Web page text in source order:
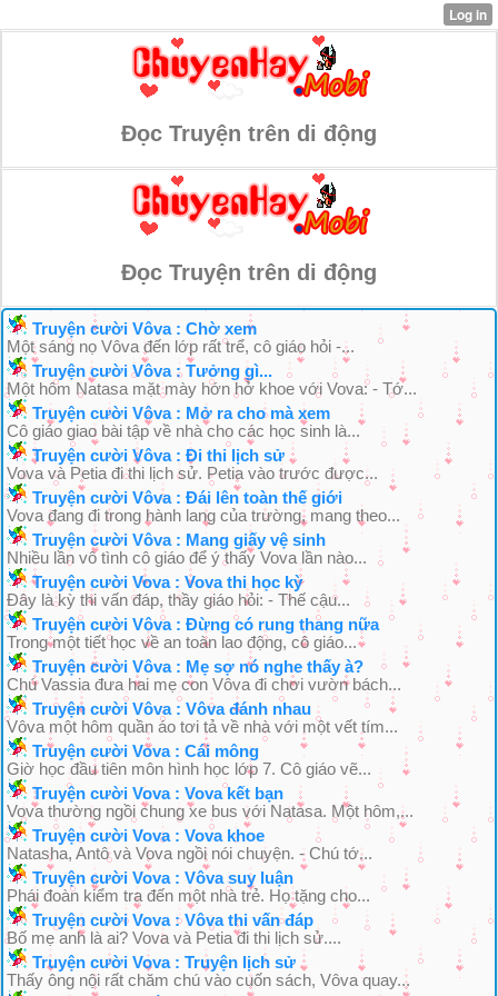
Đọc Truyện trên di động
Đọc Truyện trên di động
Truyện cười Vôva : Chờ xem
Một sáng nọ Vôva đến lớp rất trể, cô giáo hỏi -...
Truyện cười Vôva : Tưởng gì...
Một hôm Natasa mặt mày hớn hở khoe với Vova: - Tớ...
Truyện cười Vôva : Mở ra cho mà xem
Cô giáo giao bài tập về nhà cho các học sinh là...
Truyện cười Vôva : Đi thi lịch sử
Vova và Petia đi thi lịch sử. Petia vào trước được...
Truyện cười Vôva : Đái lên toàn thế giới
Vova đang đi trong hành lang của trường, mang theo...
Truyện cười Vôva : Mang giấy vệ sinh
Nhiều lần vô tình cô giáo để ý thấy Vova lần nào...
Truyện cười Vova : Vova thi học kỳ
Đây là kỳ thi vấn đáp, thầy giáo hỏi: - Thế cậu...
Truyện cười Vôva : Đừng có rung thang nữa
Trong một tiết học về an toàn lao động, cô giáo...
Truyện cười Vôva : Mẹ sợ nó nghe thấy à?
Chú Vassia đưa hai mẹ con Vôva đi chơi vườn bách...
Truyện cười Vôva : Vôva đánh nhau
Vôva một hôm quần áo tơi tả về nhà với một vết tím...
Truyện cười Vova : Cái mông
Giờ học đầu tiên môn hình học lớp 7. Cô giáo vẽ...
Truyện cười Vova : Vova kết bạn
Vova thường ngồi chung xe bus với Natasa. Một hôm,...
Truyện cười Vova : Vova khoe
Natasha, Antô và Vova ngồi nói chuyện. - Chú tớ...
Truyện cười Vova : Vôva suy luận
Phái đoàn kiểm tra đến một nhà trẻ. Họ tặng cho...
Truyện cười Vova : Vôva thi vấn đáp
Bố mẹ anh là ai? Vova và Petia đi thi lịch sử....
Truyện cười Vova : Truyện lịch sử
Thấy ông nội rất chăm chú vào cuốn sách, Vôva quay...